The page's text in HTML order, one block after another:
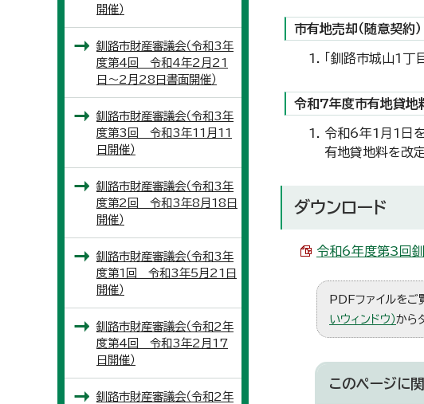
市有地売却（随意契約）
「釧路市城山1
令和7年度市有地貸地料
令和6年1月1日
有地貸地料を改定
ダウンロード
令和6年度第3回
PDFファイルをご
いウィンドウ）から
このページに
開催）
釧路市財産審議会（令和3年
度第4回 令和4年2月21
日～2月28日書面開催）
釧路市財産審議会（令和3年
度第3回 令和3年11月11
日開催）
釧路市財産審議会（令和3年
度第2回 令和3年8月18日
開催）
釧路市財産審議会（令和3年
度第1回 令和3年5月21日
開催）
釧路市財産審議会（令和2年
度第4回 令和3年2月17
日開催）
釧路市財産審議会（令和2年